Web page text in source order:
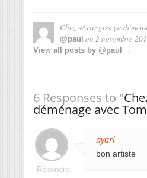
Chez «Artingis» ça
@paul on 2 novembre
View all posts by @paul →
6 Responses to "
déménage avec
ayari
bon artiste
Répondre